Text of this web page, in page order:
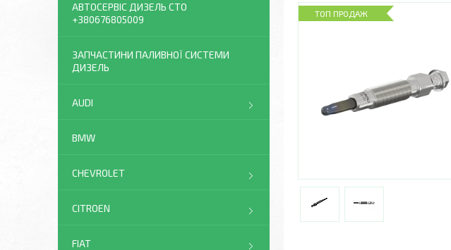
ТОП ПРОДАЖ
АВТОСЕРВІС ДИЗЕЛЬ СТО
+380676805009
ЗАПЧАСТИНИ ПАЛИВНОЇ СИСТЕМИ
ДИЗЕЛЬ
AUDI
BMW
CHEVROLET
CITROEN
FIAT